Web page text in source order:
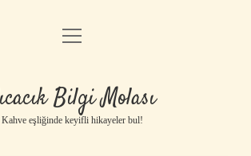
Anasayfa
Yasal Uyarı
menüyü
Bilgi Molası
Kahve eşliğinde keyifli hikayeler bul!